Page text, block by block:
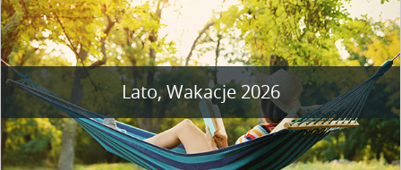
Lato, Wakacje 2026